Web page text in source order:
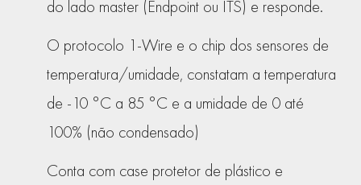
do lado master (Endpoint ou ITS) e responde.
O protocolo 1-Wire e o chip dos sensores de
temperatura/umidade, constatam a temperatura
de -10 °C a 85 °C e a umidade de 0 até
100% (não condensado)
Conta com case protetor de plástico e